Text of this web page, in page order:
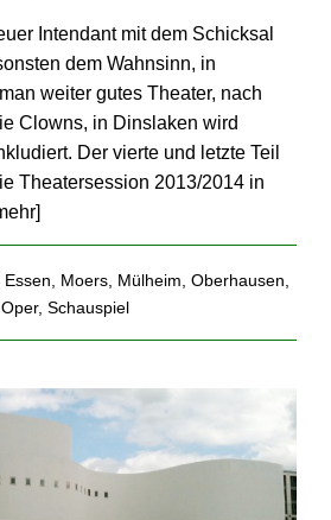
Intendant mit dem Schicksal
dem Wahnsinn, in
weiter gutes Theater, nach
Clowns, in Dinslaken wird
Der vierte und letzte Teil
Theatersession 2013/2014 in
]
Essen Moers Mülheim ,Oberhausen
Oper, Schauspiel